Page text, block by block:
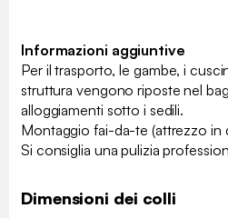
Informazioni aggiuntive
Per il trasporto, le gambe, i
struttura vengono riposte nel
alloggiamenti sotto i sedili.
Montaggio fai-da-te (attrezzo in
Si consiglia una pulizia
Dimensioni dei colli